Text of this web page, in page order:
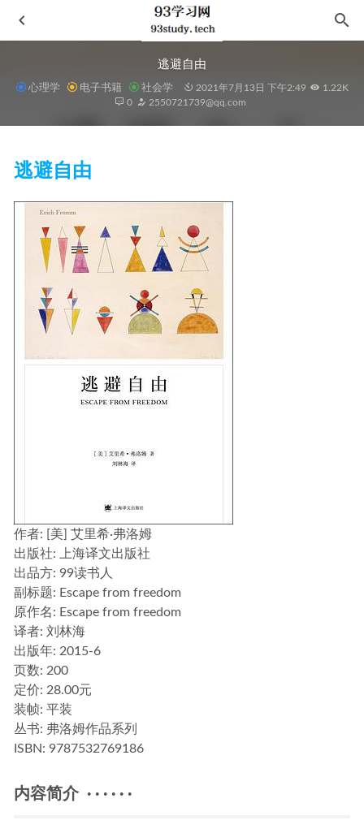
逃避自由
心理学 电子书籍 社会学 2021年7月13日 下午2:49
1.22K
0
2550721739@qq.com
逃避自由
作者: [美] 艾里希·弗洛姆
出版社: 上海译文出版社
出品方: 99读书人
副标题: Escape from freedom
原作名: Escape from freedom
译者: 刘林海
出版年: 2015-6
页数: 200
定价: 28.00元
装帧: 平装
丛书: 弗洛姆作品系列
ISBN: 9787532769186
内容简介 · · · · · ·
2021-08-15
灵魂之伤 2021-05-25
史蒂芬·平克“语言与人性”五部曲（套装5册）
堂吉诃德的眼镜 2023-03-11